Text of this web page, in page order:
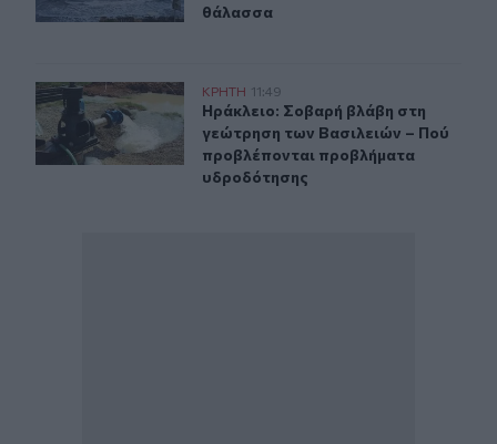
θάλασσα
Ηράκλειο: Σοβαρή βλάβη στη γεώτρηση των
ΚΡΗΤΗ 11:49
Ηράκλειο: Σοβαρή βλάβη στη
Ηράκλειο: Σοβαρή βλάβη στη
γεώτρηση των Βασιλειών – Πού
προβλέπονται προβλήματα
υδροδότησης